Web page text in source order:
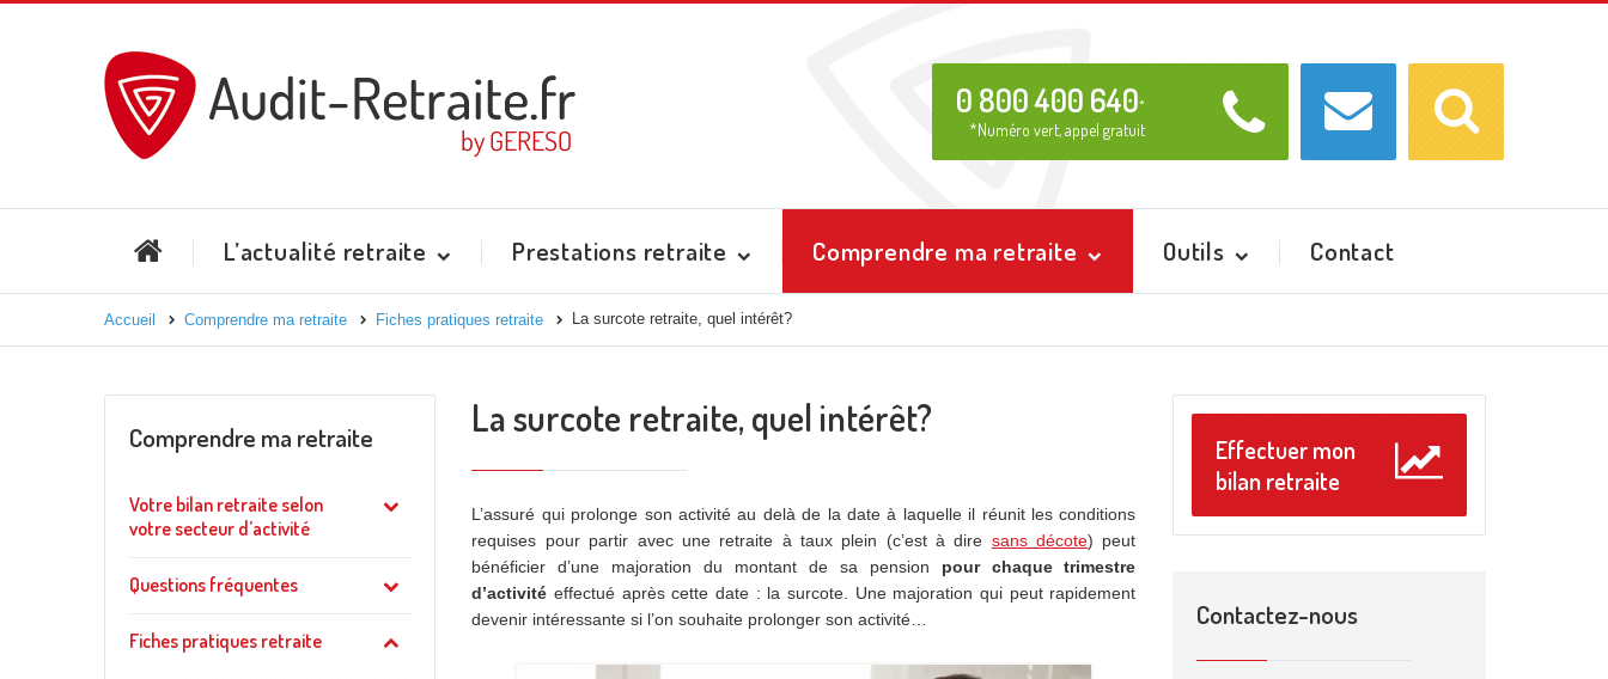
0 800 400 640*
*Numéro vert, appel gratuit
Recherche
L’actualité retraite Prestations retraite Comprendre ma retraite Outils Contact
Accueil Comprendre ma retraite Fiches pratiques retraite La surcote retraite, quel intérêt?
Comprendre ma retraite
Votre bilan retraite selon
votre secteur d’activité
Questions fréquentes
Fiches pratiques retraite
La surcote retraite, quel intérêt?
L’assuré qui prolonge son activité au delà de la date à laquelle il réunit les conditions
requises pour partir avec une retraite à taux plein (c’est à dire sans décote) peut
bénéficier d’une majoration du montant de sa pension pour chaque trimestre
d’activité effectué après cette date : la surcote. Une majoration qui peut rapidement
devenir intéressante si l’on souhaite prolonger son activité…
Effectuer mon
bilan retraite
Contactez-nous